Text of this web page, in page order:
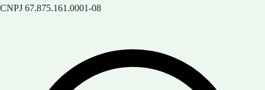
CNPJ 67.875.161.0001-08